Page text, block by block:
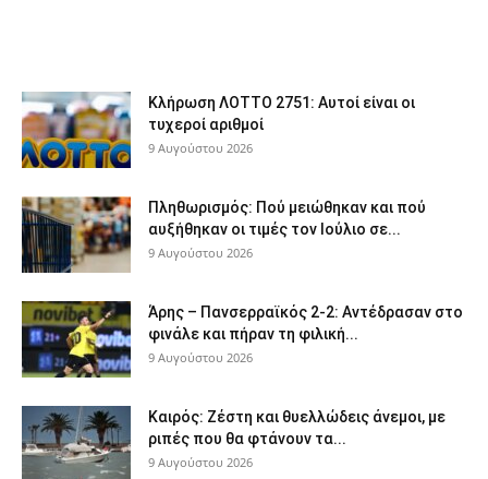
Κλήρωση ΛΟΤΤΟ 2751: Αυτοί είναι οι
τυχεροί αριθμοί
9 Αυγούστου 2026
Πληθωρισμός: Πού μειώθηκαν και πού
αυξήθηκαν οι τιμές τον Ιούλιο σε...
9 Αυγούστου 2026
Άρης – Πανσερραϊκός 2-2: Αντέδρασαν στο
φινάλε και πήραν τη φιλική...
9 Αυγούστου 2026
Καιρός: Ζέστη και θυελλώδεις άνεμοι, με
ριπές που θα φτάνουν τα...
9 Αυγούστου 2026